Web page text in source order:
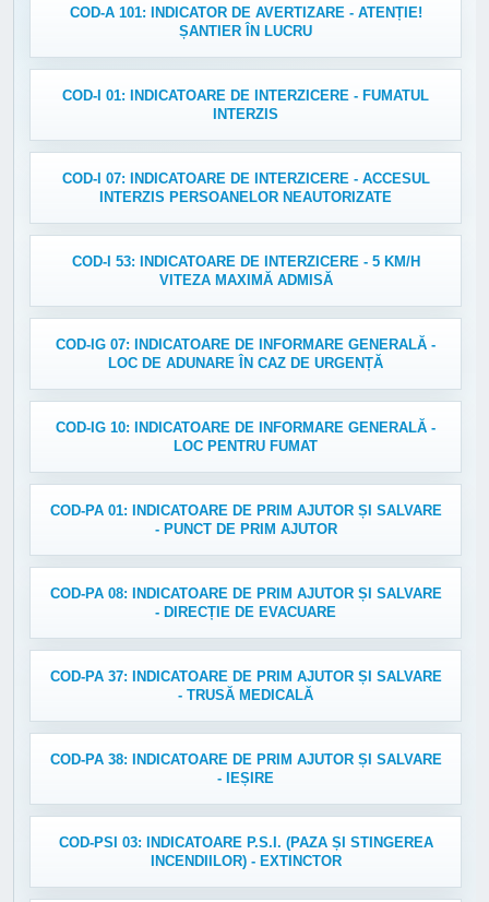
COD-A 101: INDICATOR DE AVERTIZARE - ATENȚIE!
ȘANTIER ÎN LUCRU
COD-I 01: INDICATOARE DE INTERZICERE - FUMATUL
INTERZIS
COD-I 07: INDICATOARE DE INTERZICERE - ACCESUL
INTERZIS PERSOANELOR NEAUTORIZATE
COD-I 53: INDICATOARE DE INTERZICERE - 5 KM/H
VITEZA MAXIMĂ ADMISĂ
COD-IG 07: INDICATOARE DE INFORMARE GENERALĂ -
LOC DE ADUNARE ÎN CAZ DE URGENȚĂ
COD-IG 10: INDICATOARE DE INFORMARE GENERALĂ -
LOC PENTRU FUMAT
COD-PA 01: INDICATOARE DE PRIM AJUTOR ȘI SALVARE
- PUNCT DE PRIM AJUTOR
COD-PA 08: INDICATOARE DE PRIM AJUTOR ȘI SALVARE
- DIRECȚIE DE EVACUARE
COD-PA 37: INDICATOARE DE PRIM AJUTOR ȘI SALVARE
- TRUSĂ MEDICALĂ
COD-PA 38: INDICATOARE DE PRIM AJUTOR ȘI SALVARE
- IEȘIRE
COD-PSI 03: INDICATOARE P.S.I. (PAZA ȘI STINGEREA
INCENDIILOR) - EXTINCTOR